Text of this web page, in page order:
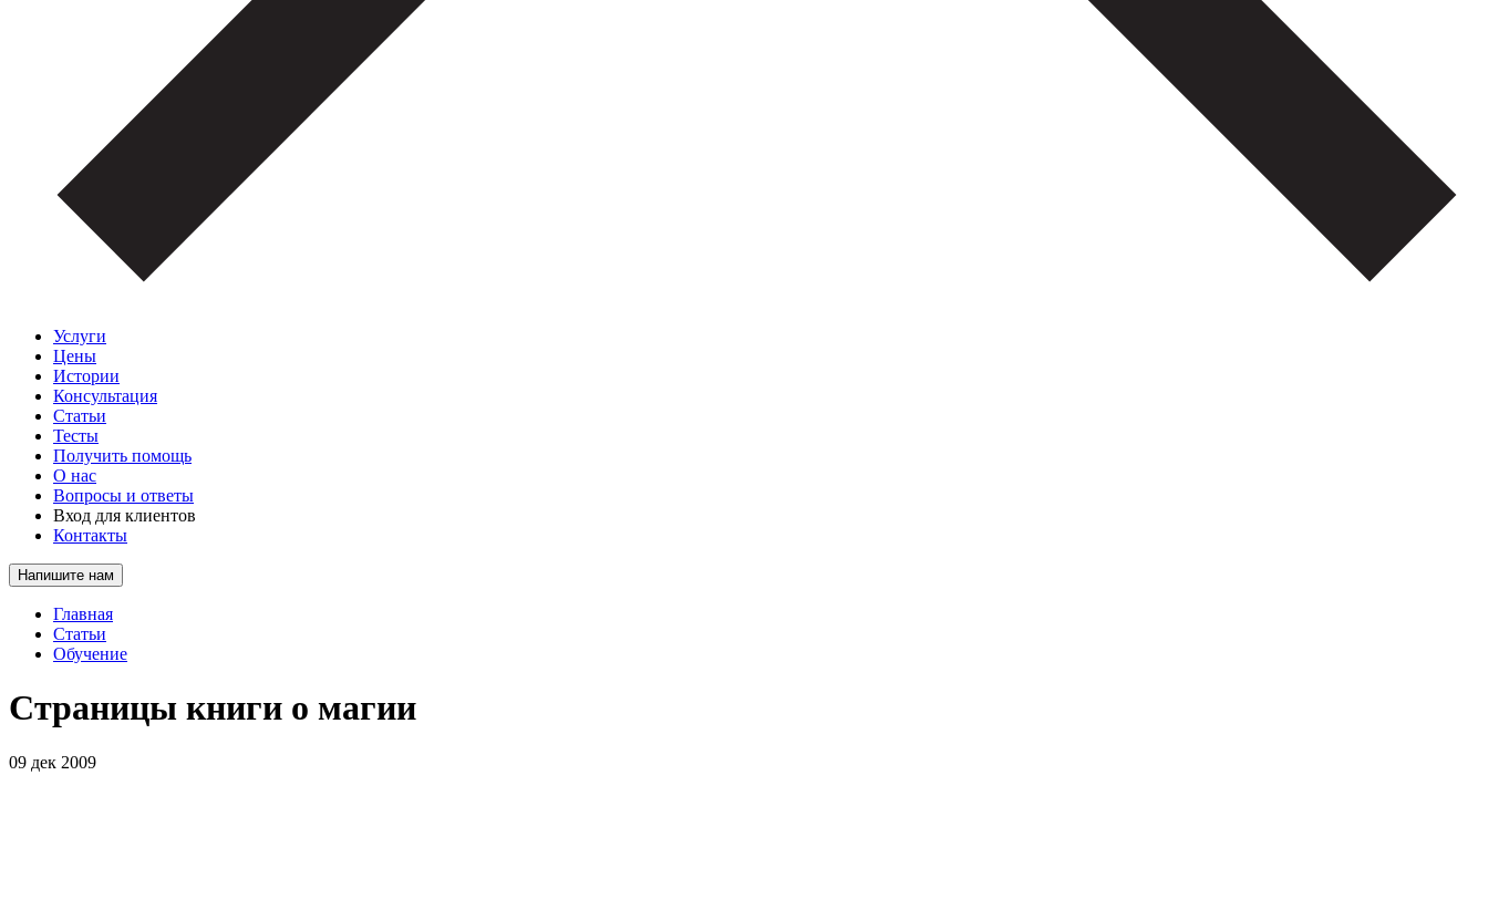
Услуги
Цены
Истории
Консультация
Статьи
Тесты
Получить помощь
О нас
Вопросы и ответы
Вход для клиентов
Контакты
Напишите нам
Главная
Статьи
Обучение
Страницы книги о магии
09 дек 2009